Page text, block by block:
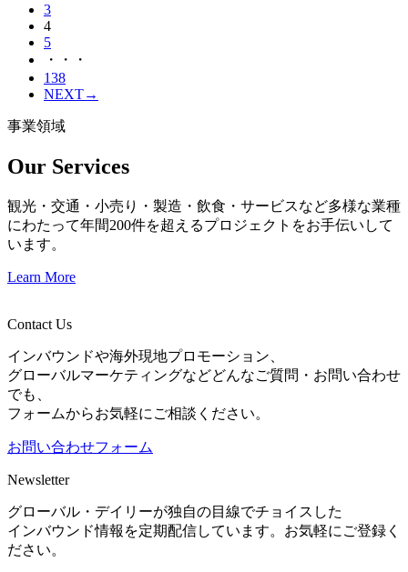
3
4
5
・・・
138
NEXT→
事業領域
Our Services
観光・交通・小売り・製造・飲食・サービスなど多様な業種
にわたって年間200件を超えるプロジェクトをお手伝いして
います。
Learn More
Contact Us
インバウンドや海外現地プロモーション、
グローバルマーケティングなどどんなご質問・お問い合わせ
でも、
フォームからお気軽にご相談ください。
お問い合わせフォーム
Newsletter
グローバル・デイリーが独自の目線でチョイスした
インバウンド情報を定期配信しています。お気軽にご登録く
ださい。